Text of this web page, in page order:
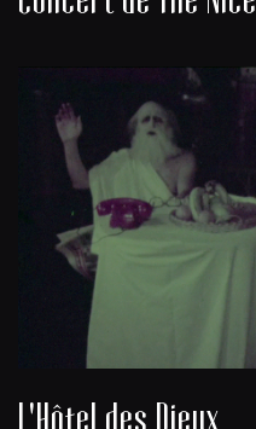
L'Hôtel des Dieux